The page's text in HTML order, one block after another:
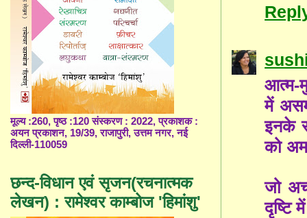
आत्म-
में
इनके
को
जो
दृष्‍टि
मूल्य :260, पृष्ठ :120 संस्करण : 2022, प्रकाशक :
अयन प्रकाशन, 19/39, राजापुरी, उत्तम नगर, नई
दिल्ली-110059
छन्द-विधान एवं सृजन(रचनात्मक
लेखन) : रामेश्वर काम्बोज 'हिमांशु'